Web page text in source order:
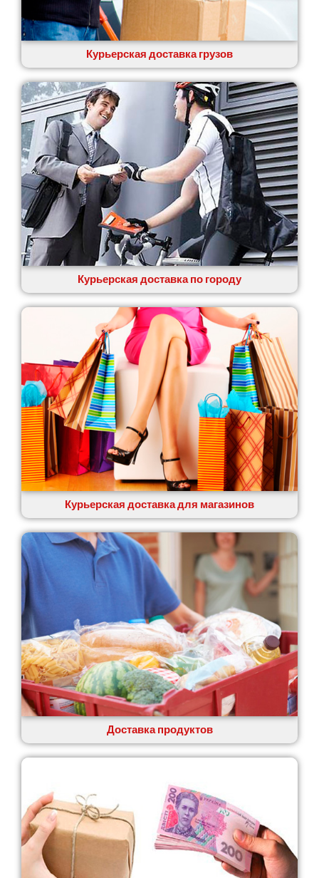
Курьерская доставка грузов
Курьерская доставка по городу
Курьерская доставка для магазинов
Доставка продуктов